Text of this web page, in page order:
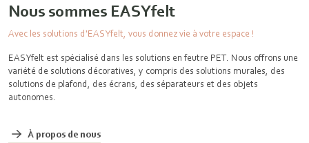
Nous sommes EASYfelt
Avec les solutions d'EASYfelt, vous donnez vie à votre espace !
EASYfelt est spécialisé dans les solutions en feutre PET. Nous offrons une
variété de solutions décoratives, y compris des solutions murales, des
solutions de plafond, des écrans, des séparateurs et des objets
autonomes.
À propos de nous